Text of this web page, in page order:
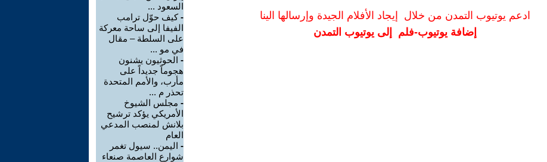
ادعم يوتيوب التمدن من خلال إيجاد الأفلام الجيدة وإرسالها الينا
إضافة يوتيوب-فلم إلى يوتيوب التمدن
السعود ...
-كيف حوّل ترامب
الفيفا إلى ساحة معركة
على السلطة – مقال
في مو ...
- الحوثيون يشنون
هجوماً جديداً على
مأرب، والأمم المتحدة
تحذر م ...
- مجلس الشيوخ
الأمريكي يؤكد ترشيح
بلانش لمنصب المدعي
العام
- اليمن.. سيول تغمر
شوارع العاصمة صنعاء